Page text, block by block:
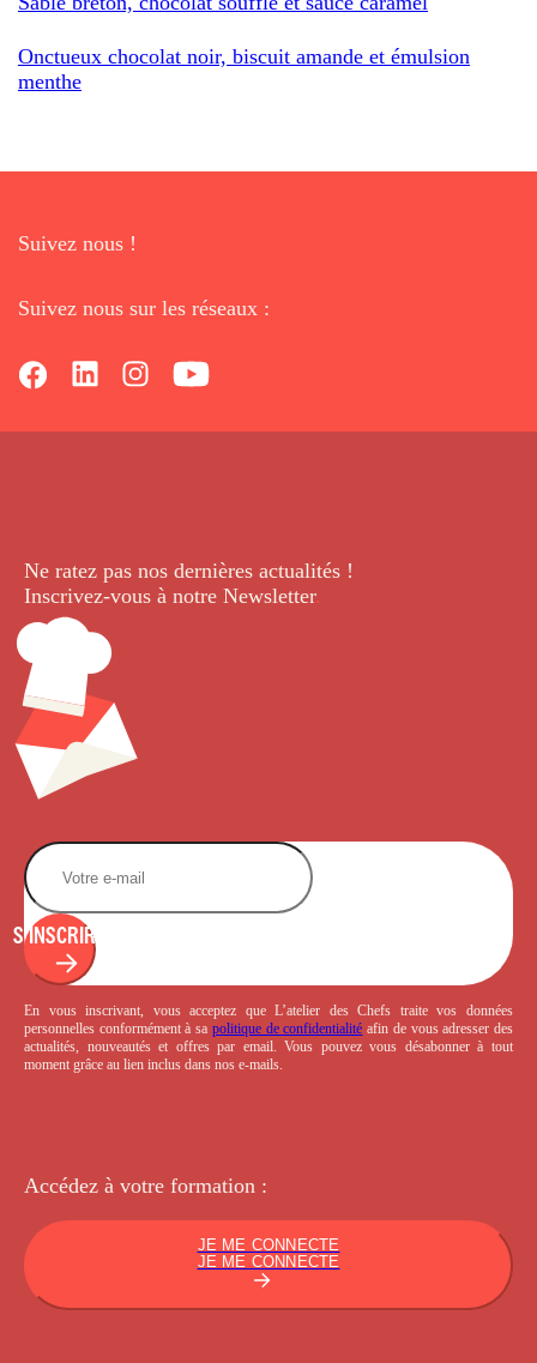
Onctueux chocolat noir, biscuit amande et émulsion
menthe
Suivez nous !
Suivez nous sur les réseaux :
Ne ratez pas nos dernières actualités !
Inscrivez-vous à notre Newsletter.
S'INSCRIRE
En vous inscrivant, vous acceptez que L’atelier des Chefs traite vos données
personnelles conformément à sa politique de confidentialité afin de vous adresser des
actualités, nouveautés et offres par email. Vous pouvez vous désabonner à tout
moment grâce au lien inclus dans nos e-mails.
Accédez à votre formation :
JE ME CONNECTE
JE ME CONNECTE